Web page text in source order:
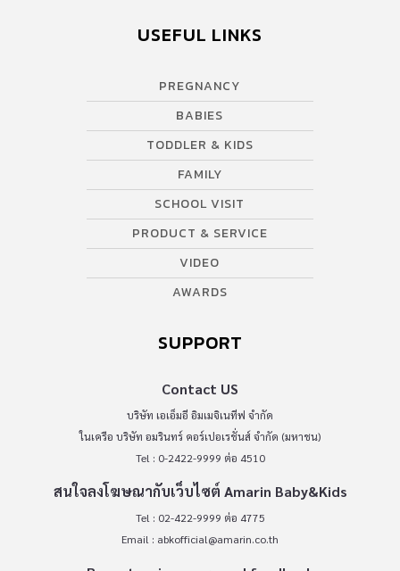
เลี้ยงเด็กไม่ใช่น้อยๆเลยเป็น คนต่างชาติ ซึ่งทำให้คุณพ่อคุณแม่กังวล
ต่างชาติต่างแดนทำให้ยิ่งไม่รู้ที่มาที่ไป แถมไม่มั่นใจในสุขภาพกายและ
สุขภาพจิตอีกตะหาก ต่อจากนี้ไปเป็นแนวคิดเบื้องต้นของพิจารณา
เมื่อจำต้องให้ลูกมีพี่เลี้ยงต่างชาติ หลายๆท่านเลือก Daycare (หรือที่
เราเรียกกันว่า Nursery) ซึ่งหาให้ใกล้ที่ทำงานของคุณพ่อคุณแม่ ซึ่งจะ
ได้อาศัยช่วง พักเที่ยงแว่บไปดูแลลูก และหลังเลิกงานจะได้ไปรับ
ลูกได้โดยไม่เสียเวลามากนัก แม้เป็นเรื่องยาก ก็ยังภาวนาให้คุณได้มี
ญาติสนิท(คุณปู่-ย่า-ตา-ยาย […]
USEFUL LINKS
PREGNANCY
BABIES
TODDLER & KIDS
FAMILY
SCHOOL VISIT
PRODUCT & SERVICE
VIDEO
AWARDS
SUPPORT
Contact US
บริษัท เอเอ็มอี อิมเมจิเนทีฟ จำกัด
ในเครือ บริษัท อมรินทร์ คอร์เปอเรชั่นส์ จำกัด (มหาชน)
Tel : 0-2422-9999 ต่อ 4510
สนใจลงโฆษณากับเว็บไซต์ Amarin Baby&Kids
Tel : 02-422-9999 ต่อ 4775
Email : abkofficial@amarin.co.th